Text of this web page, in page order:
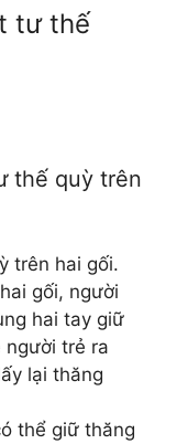
tư thế
thế quỳ trên
trên hai gối.
gối, người
hai tay giữ
người trẻ ra
lại thăng
thể giữ thăng